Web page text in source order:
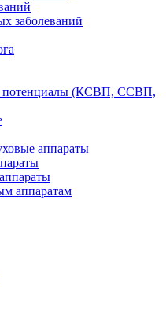
заболеваний
потенциалы (КСВП, ССВП,
аппараты
аппаратам